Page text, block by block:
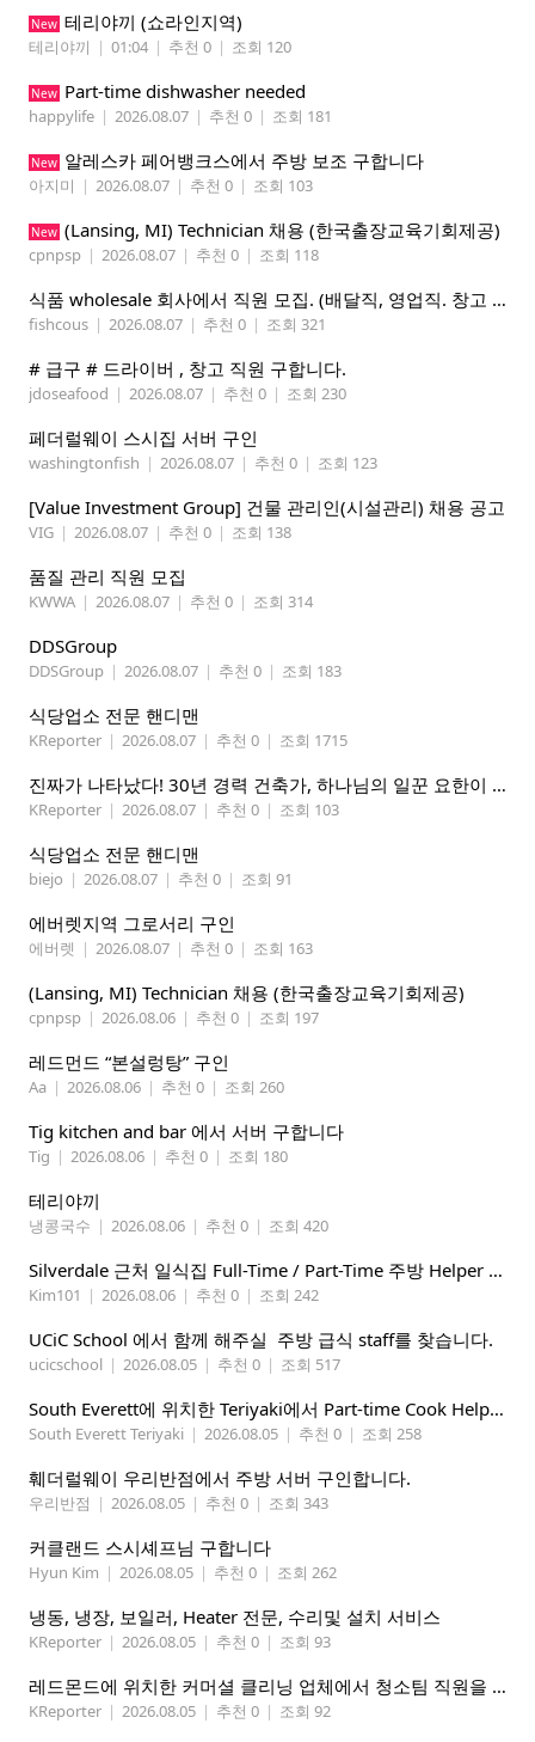
New 테리야끼 (쇼라인지역)
테리야끼 | 01:04 | 추천 0 | 조회 120
New Part-time dishwasher needed
happylife | 2026.08.07 | 추천 0 | 조회 181
New 알레스카 페어뱅크스에서 주방 보조 구합니다
아지미 | 2026.08.07 | 추천 0 | 조회 103
New (Lansing, MI) Technician 채용 (한국출장교육기회제공)
cpnpsp | 2026.08.07 | 추천 0 | 조회 118
식품 wholesale 회사에서 직원 모집. (배달직, 영업직. 창고 관리직)
fishcous | 2026.08.07 | 추천 0 | 조회 321
# 급구 # 드라이버 , 창고 직원 구합니다.
jdoseafood | 2026.08.07 | 추천 0 | 조회 230
페더럴웨이 스시집 서버 구인
washingtonfish | 2026.08.07 | 추천 0 | 조회 123
[Value Investment Group] 건물 관리인(시설관리) 채용 공고
VIG | 2026.08.07 | 추천 0 | 조회 138
품질 관리 직원 모집
KWWA | 2026.08.07 | 추천 0 | 조회 314
DDSGroup
DDSGroup | 2026.08.07 | 추천 0 | 조회 183
식당업소 전문 핸디맨
KReporter | 2026.08.07 | 추천 0 | 조회 1715
진짜가 나타났다! 30년 경력 건축가, 하나님의 일꾼 요한이 책임 시공합니다.
KReporter | 2026.08.07 | 추천 0 | 조회 103
식당업소 전문 핸디맨
biejo | 2026.08.07 | 추천 0 | 조회 91
에버렛지역 그로서리 구인
에버렛 | 2026.08.07 | 추천 0 | 조회 163
(Lansing, MI) Technician 채용 (한국출장교육기회제공)
cpnpsp | 2026.08.06 | 추천 0 | 조회 197
레드먼드 “본설렁탕” 구인
Aa | 2026.08.06 | 추천 0 | 조회 260
Tig kitchen and bar 에서 서버 구합니다
Tig | 2026.08.06 | 추천 0 | 조회 180
테리야끼
냉콩국수 | 2026.08.06 | 추천 0 | 조회 420
Silverdale 근처 일식집 Full-Time / Part-Time 주방 Helper 구합니다.
Kim101 | 2026.08.06 | 추천 0 | 조회 242
UCiC School 에서 함께 해주실 주방 급식 staff를 찾습니다.
ucicschool | 2026.08.05 | 추천 0 | 조회 517
South Everett에 위치한 Teriyaki에서 Part-time Cook Helper 구합니다. Mon-Sat, 4:00 pm-8:30 pm
South Everett Teriyaki | 2026.08.05 | 추천 0 | 조회 258
훼더럴웨이 우리반점에서 주방 서버 구인합니다.
우리반점 | 2026.08.05 | 추천 0 | 조회 343
커클랜드 스시셰프님 구합니다
Hyun Kim | 2026.08.05 | 추천 0 | 조회 262
냉동, 냉장, 보일러, Heater 전문, 수리및 설치 서비스
KReporter | 2026.08.05 | 추천 0 | 조회 93
레드몬드에 위치한 커머셜 클리닝 업체에서 청소팀 직원을 모집합니다.
KReporter | 2026.08.05 | 추천 0 | 조회 92